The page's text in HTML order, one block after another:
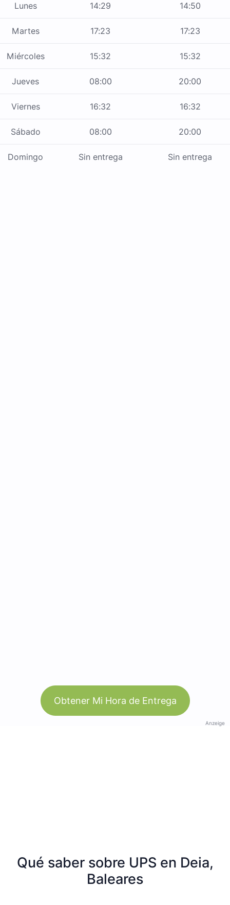
Lunes 14:29 14:50
Martes 17:23 17:23
Miércoles 15:32 15:32
Jueves 08:00 20:00
Viernes 16:32 16:32
Sábado 08:00 20:00
Domingo Sin entrega Sin entrega
Obtener Mi Hora de Entrega
Anzeige
Qué saber sobre UPS en Deia,
Baleares